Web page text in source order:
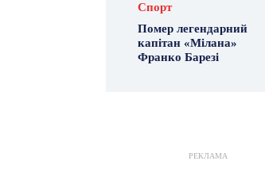
Спорт
Помер легендарний
капітан «Мілана»
Франко Барезі
РЕКЛАМА